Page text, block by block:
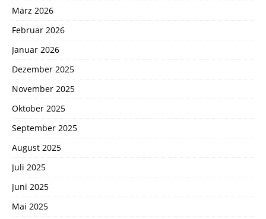
März 2026
Februar 2026
Januar 2026
Dezember 2025
November 2025
Oktober 2025
September 2025
August 2025
Juli 2025
Juni 2025
Mai 2025